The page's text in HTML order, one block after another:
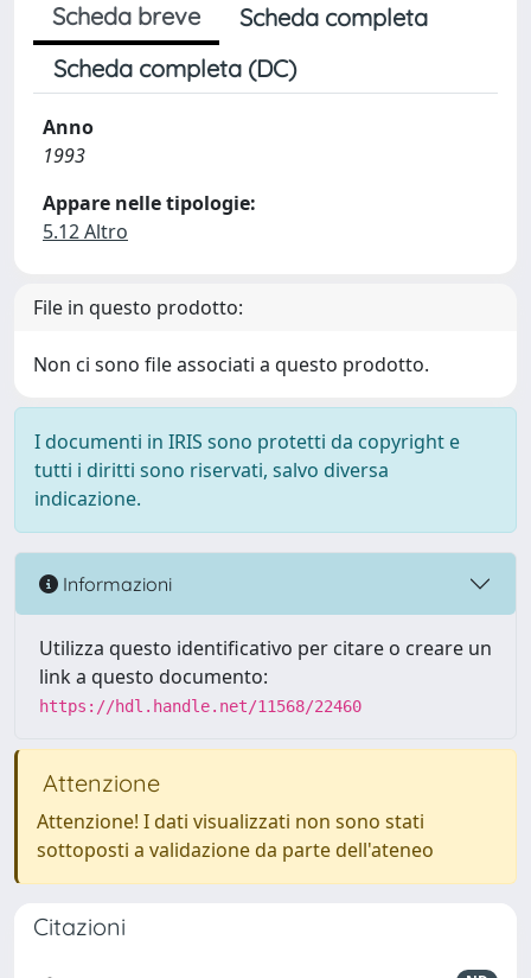
Scheda breve
Scheda completa
Scheda completa (DC)
Anno
1993
Appare nelle tipologie:
5.12 Altro
File in questo prodotto:
Non ci sono file associati a questo prodotto.
I documenti in IRIS sono protetti da copyright e
tutti i diritti sono riservati, salvo diversa
indicazione.
Informazioni
Utilizza questo identificativo per citare o creare un
link a questo documento:
https://hdl.handle.net/11568/22460
Attenzione
Attenzione! I dati visualizzati non sono stati
sottoposti a validazione da parte dell'ateneo
Citazioni